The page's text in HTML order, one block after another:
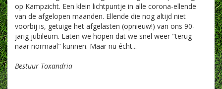
op Kampzicht. Een klein lichtpuntje in alle corona-ellende
van de afgelopen maanden. Ellende die nog altijd niet
voorbij is, getuige het afgelasten (opnieuw!) van ons 90-
jarig jubileum. Laten we hopen dat we snel weer "terug
naar normaal" kunnen. Maar nu écht...
Bestuur Toxandria